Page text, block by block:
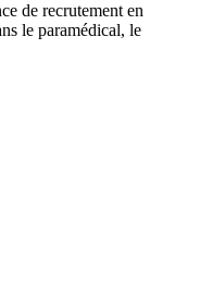
de recrutement en
le paramédical, le